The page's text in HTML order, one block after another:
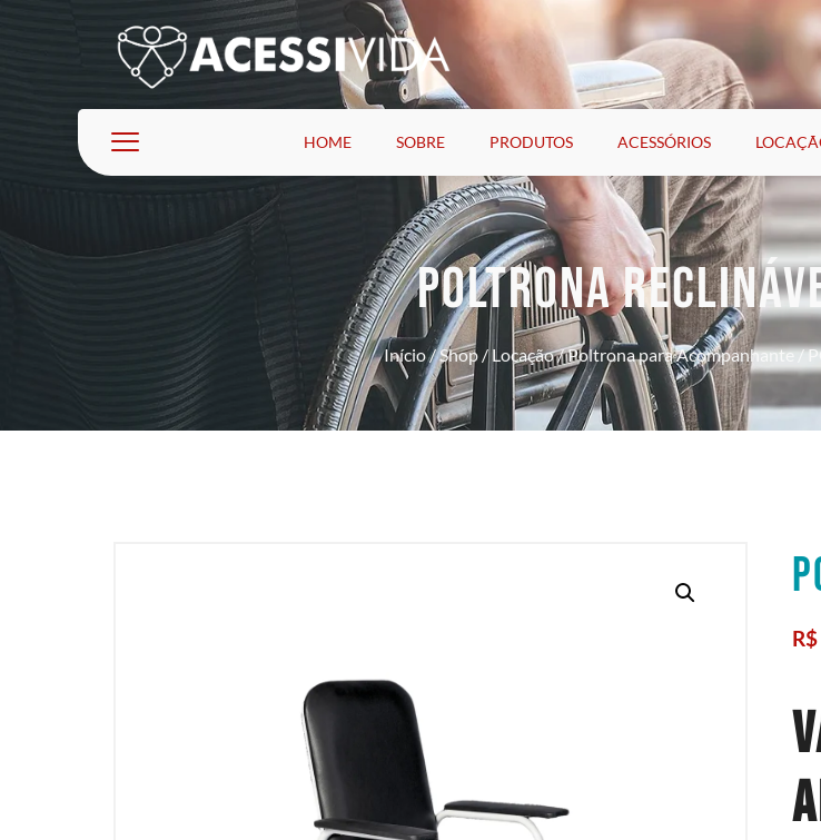
HOME SOBRE PRODUTOS ACESSÓRIOS
POLTRONA
Início/Shop/Locação/Poltrona para Acompanhante/
R$